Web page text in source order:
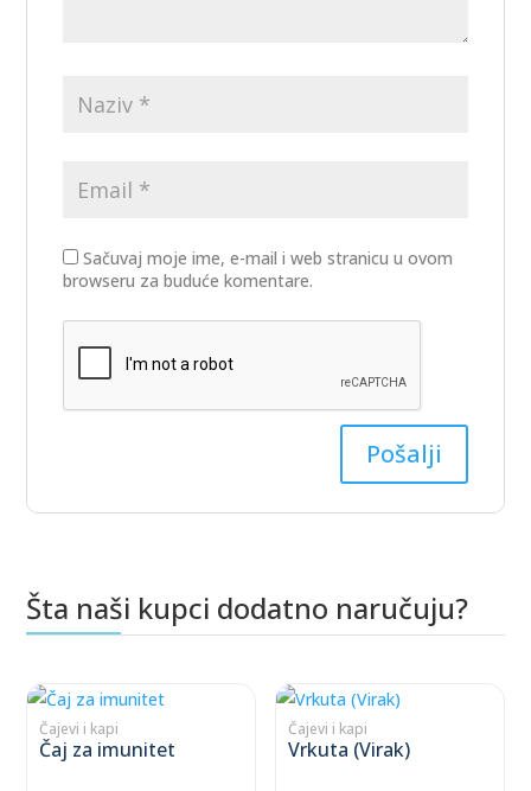
Sačuvaj moje ime, e-mail i web stranicu u ovom
browseru za buduće komentare.
Šta naši kupci dodatno naručuju?
Povezani proizvodi
Čajevi i kapi
Čaj za imunitet
This
product
has
Čajevi i kapi
Vrkuta (Virak)
This
product
has